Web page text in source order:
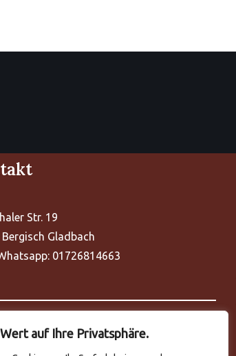
auf Ihre Privatsphäre.
Str. 19
Gladbach
01726814663